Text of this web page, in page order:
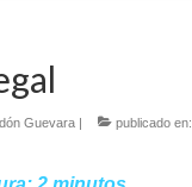
anteriores
Guevara | publicado en: